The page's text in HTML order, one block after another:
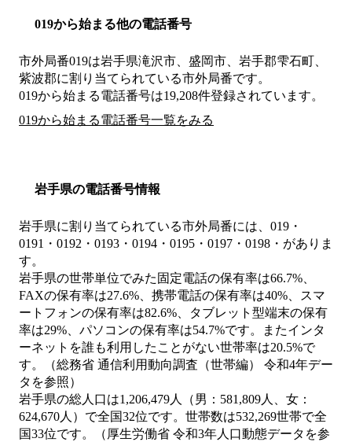
019から始まる他の電話番号
市外局番019は岩手県滝沢市、盛岡市、岩手郡雫石町、
紫波郡に割り当てられている市外局番です。
019から始まる電話番号は19,208件登録されています。
019から始まる電話番号一覧をみる
岩手県の電話番号情報
岩手県に割り当てられている市外局番には、019・
0191・0192・0193・0194・0195・0197・0198・がありま
す。
岩手県の世帯単位でみた固定電話の保有率は66.7%、
FAXの保有率は27.6%、携帯電話の保有率は40%、スマ
ートフォンの保有率は82.6%、タブレット型端末の保有
率は29%、パソコンの保有率は54.7%です。またインタ
ーネットを誰も利用したことがない世帯率は20.5%で
す。（総務省 通信利用動向調査（世帯編） 令和4年デー
タを参照）
岩手県の総人口は1,206,479人（男：581,809人、女：
624,670人）で全国32位です。世帯数は532,269世帯で全
国33位です。（厚生労働省 令和3年人口動態データを参